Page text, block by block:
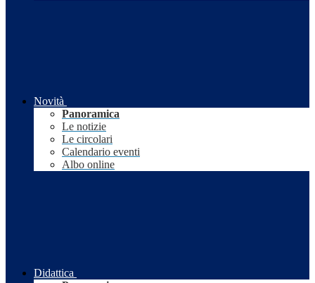
Novità
Panoramica
Le notizie
Le circolari
Calendario eventi
Albo online
Didattica